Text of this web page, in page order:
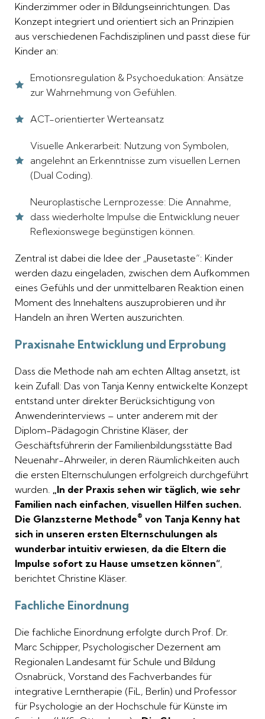
Kinderzimmer oder in Bildungseinrichtungen. Das
Konzept integriert und orientiert sich an Prinzipien
aus verschiedenen Fachdisziplinen und passt diese für
Kinder an:
Emotionsregulation & Psychoedukation: Ansätze
zur Wahrnehmung von Gefühlen.
ACT-orientierter Werteansatz
Visuelle Ankerarbeit: Nutzung von Symbolen,
angelehnt an Erkenntnisse zum visuellen Lernen
(Dual Coding).
Neuroplastische Lernprozesse: Die Annahme,
dass wiederholte Impulse die Entwicklung neuer
Reflexionswege begünstigen können.
Zentral ist dabei die Idee der „Pausetaste“: Kinder
werden dazu eingeladen, zwischen dem Aufkommen
eines Gefühls und der unmittelbaren Reaktion einen
Moment des Innehaltens auszuprobieren und ihr
Handeln an ihren Werten auszurichten.
Praxisnahe Entwicklung und Erprobung
Dass die Methode nah am echten Alltag ansetzt, ist
kein Zufall: Das von Tanja Kenny entwickelte Konzept
entstand unter direkter Berücksichtigung von
Anwenderinterviews – unter anderem mit der
Diplom-Pädagogin Christine Kläser, der
Geschäftsführerin der Familienbildungsstätte Bad
Neuenahr-Ahrweiler, in deren Räumlichkeiten auch
die ersten Elternschulungen erfolgreich durchgeführt
wurden. „In der Praxis sehen wir täglich, wie sehr
Familien nach einfachen, visuellen Hilfen suchen.
Die Glanzsterne Methode® von Tanja Kenny hat
sich in unseren ersten Elternschulungen als
wunderbar intuitiv erwiesen, da die Eltern die
Impulse sofort zu Hause umsetzen können“,
berichtet Christine Kläser.
Fachliche Einordnung
Die fachliche Einordnung erfolgte durch Prof. Dr.
Marc Schipper, Psychologischer Dezernent am
Regionalen Landesamt für Schule und Bildung
Osnabrück, Vorstand des Fachverbandes für
integrative Lerntherapie (FiL, Berlin) und Professor
für Psychologie an der Hochschule für Künste im